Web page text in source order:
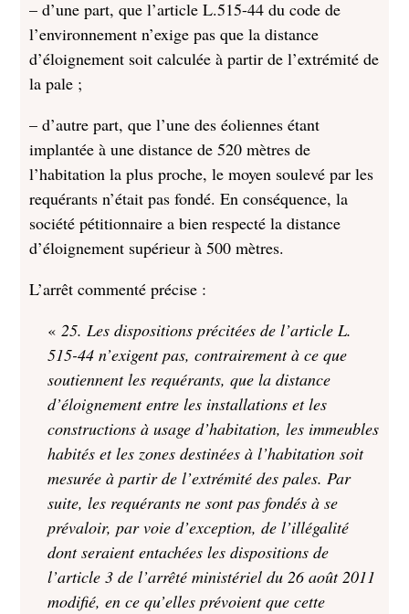
– d’une part, que l’article L.515-44 du code de
l’environnement n’exige pas que la distance
d’éloignement soit calculée à partir de l’extrémité de
la pale ;
– d’autre part, que l’une des éoliennes étant
implantée à une distance de 520 mètres de
l’habitation la plus proche, le moyen soulevé par les
requérants n’était pas fondé. En conséquence, la
société pétitionnaire a bien respecté la distance
d’éloignement supérieur à 500 mètres.
L’arrêt commenté précise :
«25. Les dispositions précitées de l’article L.
515-44 n’exigent pas, contrairement à ce que
soutiennent les requérants, que la distance
d’éloignement entre les installations et les
constructions à usage d’habitation, les immeubles
habités et les zones destinées à l’habitation soit
mesurée à partir de l’extrémité des pales. Par
suite, les requérants ne sont pas fondés à se
prévaloir, par voie d’exception, de l’illégalité
dont seraient entachées les dispositions de
l’article 3 de l’arrêté ministériel du 26 août 2011
modifié, en ce qu’elles prévoient que cette